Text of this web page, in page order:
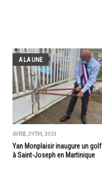
A LA UNE
AVRIL 29TH, 2021
Yan Monplaisir inaugure un golf
à Saint-Joseph en Martinique